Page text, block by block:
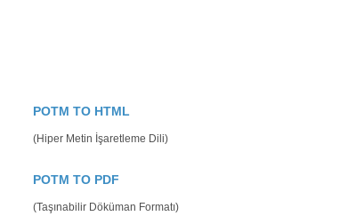
POTM TO HTML
(Hiper Metin İşaretleme Dili)
POTM TO PDF
(Taşınabilir Döküman Formatı)